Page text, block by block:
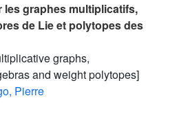
les graphes multiplicatifs,
de Lie et polytopes des
graphs,
and weight polytopes]
Pierre